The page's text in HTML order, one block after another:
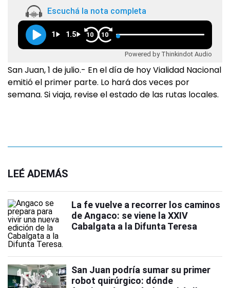
Escuchá la nota completa
1 1.5 10 10
Powered by Thinkindot Audio
San Juan, 1 de julio.- En el día de hoy Vialidad Nacional
emitió el primer parte. Lo hará dos veces por
semana. Si viaja, revise el estado de las rutas locales.
LEÉ ADEMÁS
La fe vuelve a recorrer los caminos
de Angaco: se viene la XXIV
Cabalgata a la Difunta Teresa
San Juan podría sumar su primer
robot quirúrgico: dónde